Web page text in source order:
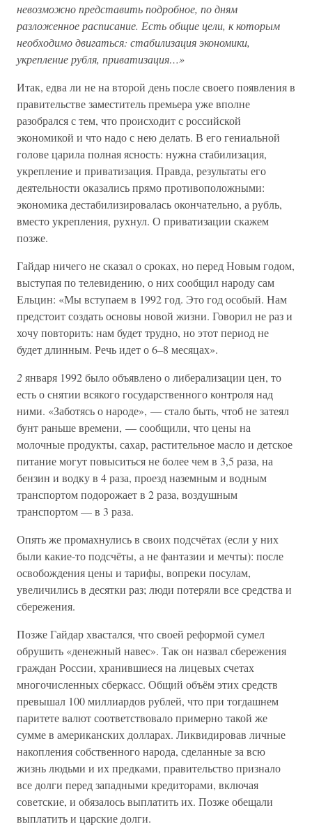
невозможно представить подробное, по дням
разложенное расписание. Есть общие цели, к которым
необходимо двигаться: стабилизация экономики,
укрепление рубля, приватизация…»
Итак, едва ли не на второй день после своего появления в
правительстве заместитель премьера уже вполне
разобрался с тем, что происходит с российской
экономикой и что надо с нею делать. В его гениальной
голове царила полная ясность: нужна стабилизация,
укрепление и приватизация. Правда, результаты его
деятельности оказались прямо противоположными:
экономика дестабилизировалась окончательно, а рубль,
вместо укрепления, рухнул. О приватизации скажем
позже.
Гайдар ничего не сказал о сроках, но перед Новым годом,
выступая по телевидению, о них сообщил народу сам
Ельцин: «Мы вступаем в 1992 год. Это год особый. Нам
предстоит создать основы новой жизни. Говорил не раз и
хочу повторить: нам будет трудно, но этот период не
будет длинным. Речь идет о 6–8 месяцах».
2января 1992 было объявлено о либерализации цен, то
есть о снятии всякого государственного контроля над
ними. «Заботясь о народе», — стало быть, чтоб не затеял
бунт раньше времени, — сообщили, что цены на
молочные продукты, сахар, растительное масло и детское
питание могут повыситься не более чем в 3,5 раза, на
бензин и водку в 4 раза, проезд наземным и водным
транспортом подорожает в 2 раза, воздушным
транспортом — в 3 раза.
Опять же промахнулись в своих подсчётах (если у них
были какие-то подсчёты, а не фантазии и мечты): после
освобождения цены и тарифы, вопреки посулам,
увеличились в десятки раз; люди потеряли все средства и
сбережения.
Позже Гайдар хвастался, что своей реформой сумел
обрушить «денежный навес». Так он назвал сбережения
граждан России, хранившиеся на лицевых счетах
многочисленных сберкасс. Общий объём этих средств
превышал 100 миллиардов рублей, что при тогдашнем
паритете валют соответствовало примерно такой же
сумме в американских долларах. Ликвидировав личные
накопления собственного народа, сделанные за всю
жизнь людьми и их предками, правительство признало
все долги перед западными кредиторами, включая
советские, и обязалось выплатить их. Позже обещали
выплатить и царские долги.